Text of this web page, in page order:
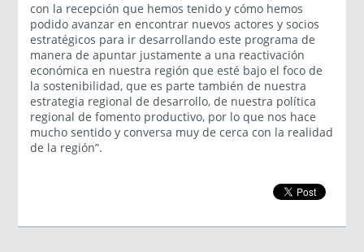
con la recepción que hemos tenido y cómo hemos
podido avanzar en encontrar nuevos actores y socios
estratégicos para ir desarrollando este programa de
manera de apuntar justamente a una reactivación
económica en nuestra región que esté bajo el foco de
la sostenibilidad, que es parte también de nuestra
estrategia regional de desarrollo, de nuestra política
regional de fomento productivo, por lo que nos hace
mucho sentido y conversa muy de cerca con la realidad
de la región”.